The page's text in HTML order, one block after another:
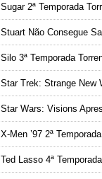
Sugar 2ª Temporada
Stuart Não Consegue
Silo 3ª Temporada
Star Trek: Strange New
Star Wars: Visions Apresenta — A
X-Men ’97 2ª
Ted Lasso 4ª